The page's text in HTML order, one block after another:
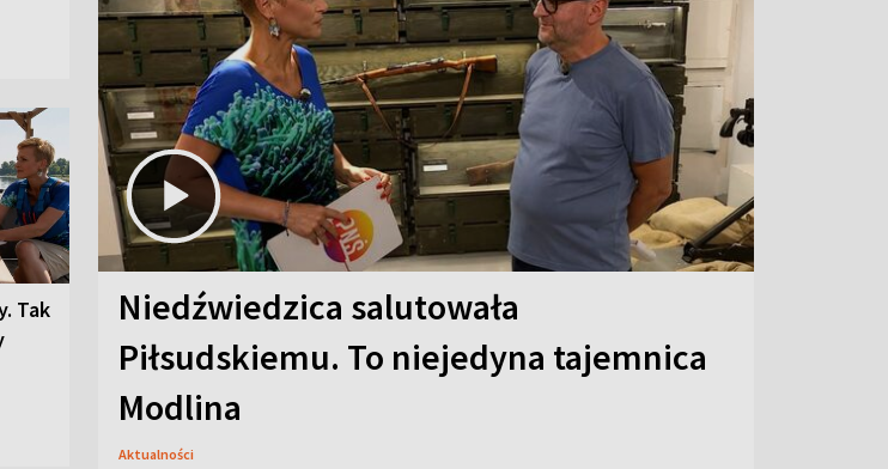
Tak
Niedźwiedzica salutowała
Piłsudskiemu. To niejedyna tajemnica
Modlina
Aktualności